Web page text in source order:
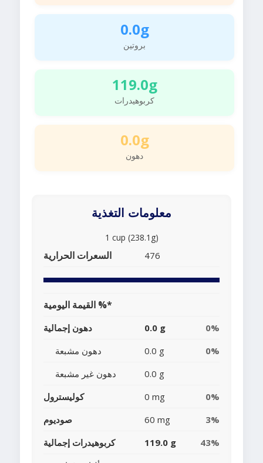
0.0g
بروتين
119.0g
كربوهيدرات
0.0g
دهون
معلومات التغذية
1 cup (238.1g)
السعرات الحرارية 476
القيمة اليومية %*
دهون إجمالية 0.0 g
0%
دهون مشبعة
0.0 g
0%
دهون غير مشبعة
0.0 g
كوليسترول
0 mg
0%
صوديوم
60 mg
3%
كربوهيدرات إجمالية
119.0 g
43%